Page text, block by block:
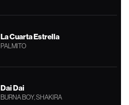
La Cuarta Estrella
PALMITO
Dai Dai
BURNA BOY, SHAKIRA